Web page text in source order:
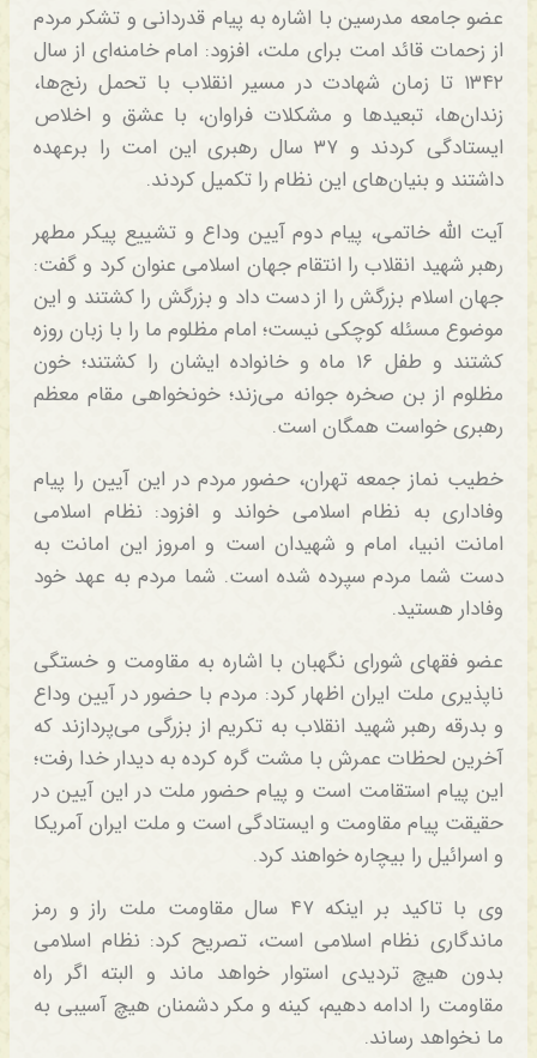
عضو جامعه مدرسین با اشاره به پیام قدردانی و تشکر مردم
از زحمات قائد امت برای ملت، افزود: امام خامنه‌ای از سال
۱۳۴۲ تا زمان شهادت در مسیر انقلاب با تحمل رنج‌ها،
زندان‌ها، تبعیدها و مشکلات فراوان، با عشق و اخلاص
ایستادگی کردند و ۳۷ سال رهبری این امت را برعهده
داشتند و بنیان‌های این نظام را تکمیل کردند.
آیت الله خاتمی، پیام دوم آیین وداع و تشییع پیکر مطهر
رهبر شهید انقلاب را انتقام جهان اسلامی عنوان کرد و گفت:
جهان اسلام بزرگش را از دست داد و بزرگش را کشتند و این
موضوع مسئله کوچکی نیست؛ امام مظلوم ما را با زبان روزه
کشتند و طفل ۱۶ ماه و خانواده ایشان را کشتند؛ خون
مظلوم از بن صخره جوانه می‌زند؛ خونخواهی مقام معظم
رهبری خواست همگان است.
خطیب نماز جمعه تهران، حضور مردم در این آیین را پیام
وفاداری به نظام اسلامی خواند و افزود: نظام اسلامی
امانت انبیا، امام و شهیدان است و امروز این امانت به
دست شما مردم سپرده شده است. شما مردم به عهد خود
وفادار هستید.
عضو فقهای شورای نگهبان با اشاره به مقاومت و خستگی
ناپذیری ملت ایران اظهار کرد: مردم با حضور در آیین وداع
و بدرقه رهبر شهید انقلاب به تکریم از بزرگی می‌پردازند که
آخرین لحظات عمرش با مشت گره کرده به دیدار خدا رفت؛
این پیام استقامت است و پیام حضور ملت در این آیین در
حقیقت پیام مقاومت و ایستادگی است و ملت ایران آمریکا
و اسرائیل را بیچاره خواهند کرد.
وی با تاکید بر اینکه ۴۷ سال مقاومت ملت راز و رمز
ماندگاری نظام اسلامی است، تصریح کرد: نظام اسلامی
بدون هیچ تردیدی استوار خواهد ماند و البته اگر راه
مقاومت را ادامه دهیم، کینه و مکر دشمنان هیچ آسیبی به
ما نخواهد رساند.